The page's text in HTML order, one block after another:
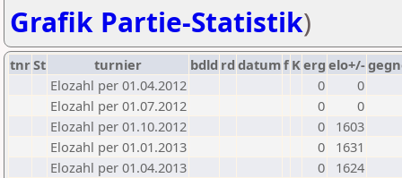
Grafik Partie-Statistik)
tnrSt turnier bdld rd datumf Kerg elo+/-
Elozahl per 01.04.2012
0
0
Elozahl per 01.07.2012
0
0
Elozahl per 01.10.2012
0
1603
Elozahl per 01.01.2013
0
1631
Elozahl per 01.04.2013
0
1624